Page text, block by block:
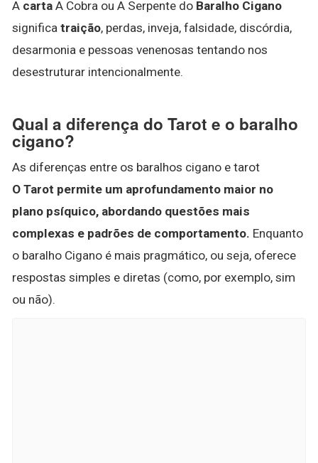
A carta A Cobra ou A Serpente do Baralho Cigano
significa traição, perdas, inveja, falsidade, discórdia,
desarmonia e pessoas venenosas tentando nos
desestruturar intencionalmente.
Qual a diferença do Tarot e o baralho
cigano?
As diferenças entre os baralhos cigano e tarot
O Tarot permite um aprofundamento maior no
plano psíquico, abordando questões mais
complexas e padrões de comportamento. Enquanto
o baralho Cigano é mais pragmático, ou seja, oferece
respostas simples e diretas (como, por exemplo, sim
ou não).